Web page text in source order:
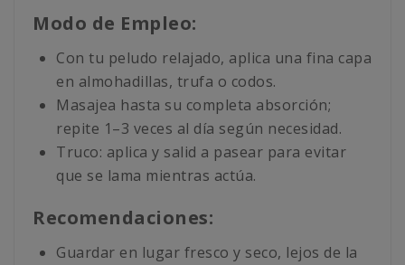
Modo de Empleo:
Con tu peludo relajado, aplica una fina capa
en almohadillas, trufa o codos.
Masajea hasta su completa absorción;
repite 1–3 veces al día según necesidad.
Truco: aplica y salid a pasear para evitar
que se lama mientras actúa.
Recomendaciones:
Guardar en lugar fresco y seco, lejos de la